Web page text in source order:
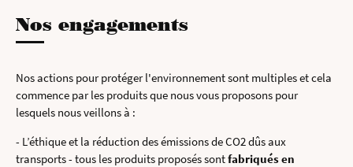
Nos engagements
Nos actions pour protéger l'environnement sont multiples et cela
commence par les produits que nous vous proposons pour
lesquels nous veillons à :
- L’éthique et la réduction des émissions de CO2 dûs aux
transports - tous les produits proposés sontfabriqués en